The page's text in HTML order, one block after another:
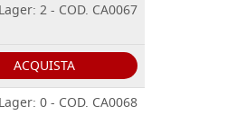
2 - COD. CA0067
ACQUISTA
0 - COD. CA0068